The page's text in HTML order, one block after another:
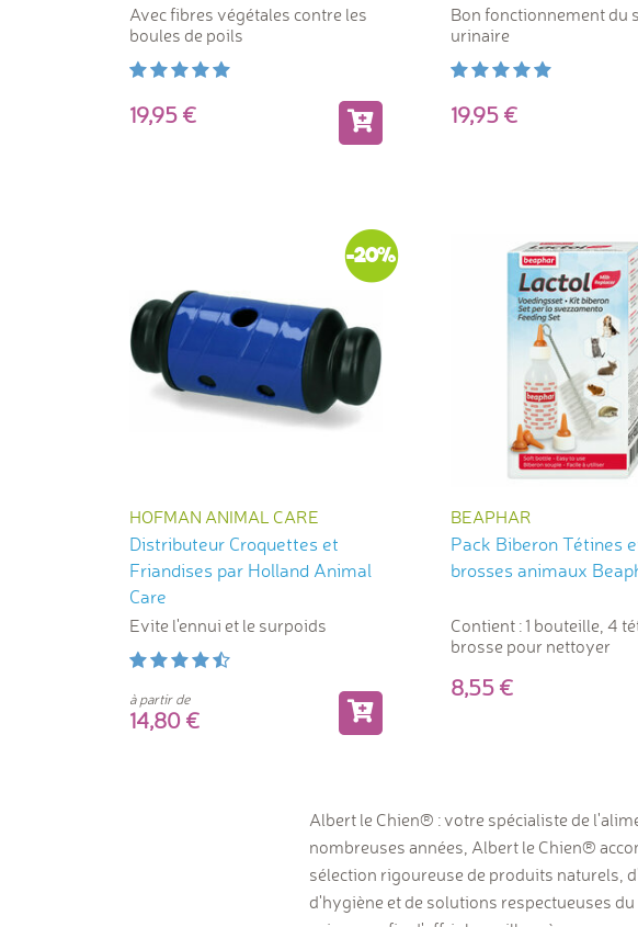
Avec fibres végétales contre les
boules de poils
19,95
Bon fonctionnement du
urinaire
19,95
-20%
HOFMAN ANIMAL CARE
Distributeur Croquettes et
Friandises par Holland Animal
Care
Evite l'ennui et le surpoids
à partir de
14,80
BEAPHAR
Pack Biberon Tétines
brosses animaux
Contient : 1 bouteille, 4
brosse pour nettoyer
8,55
Albert le Chien® : votre spécialiste de
nombreuses années, Albert le Chien®
sélection rigoureuse de produits naturels,
d'hygiène et de solutions respectueuses